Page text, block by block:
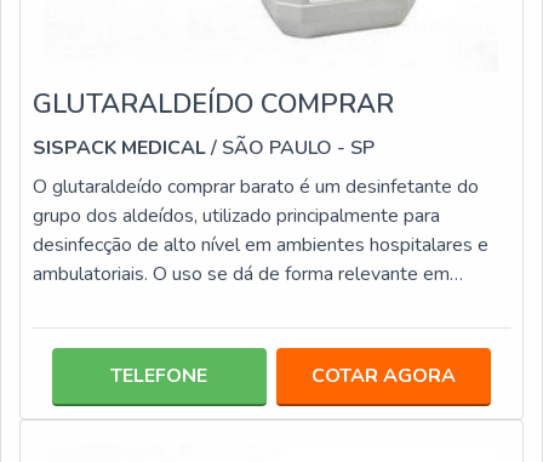
GLUTARALDEÍDO COMPRAR
SISPACK MEDICAL/ SÃO PAULO - SP
O glutaraldeído comprar barato é um desinfetante do
grupo dos aldeídos, utilizado principalmente para
desinfecção de alto nível em ambientes hospitalares e
ambulatoriais. O uso se dá de forma relevante em
não sendo recomendada a utilização por
QUALIDADEO produto se apresenta pronto para o uso,
quando usualmente o uso se dá também aplicações
TELEFONE COTAR AGORA